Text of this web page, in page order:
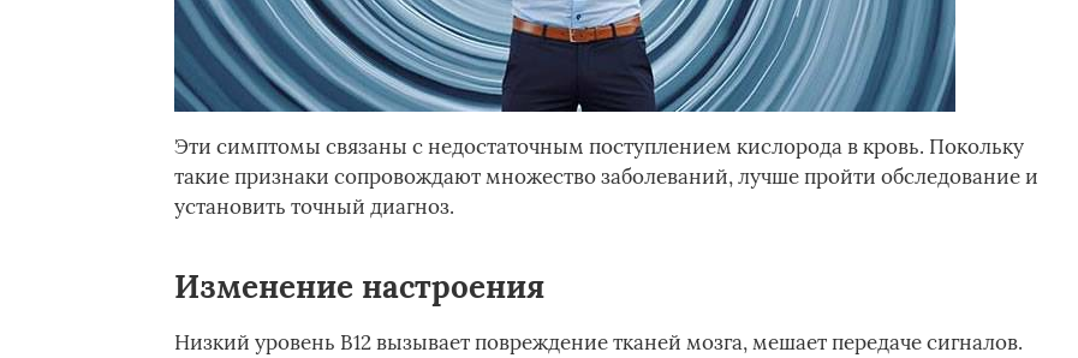
Эти симптомы связаны с недостаточным поступлением кислорода в кровь. Покольку
такие признаки сопровождают множество заболеваний, лучше пройти обследование и
установить точный диагноз.
Изменение настроения
Низкий уровень В12 вызывает повреждение тканей мозга, мешает передаче сигналов.